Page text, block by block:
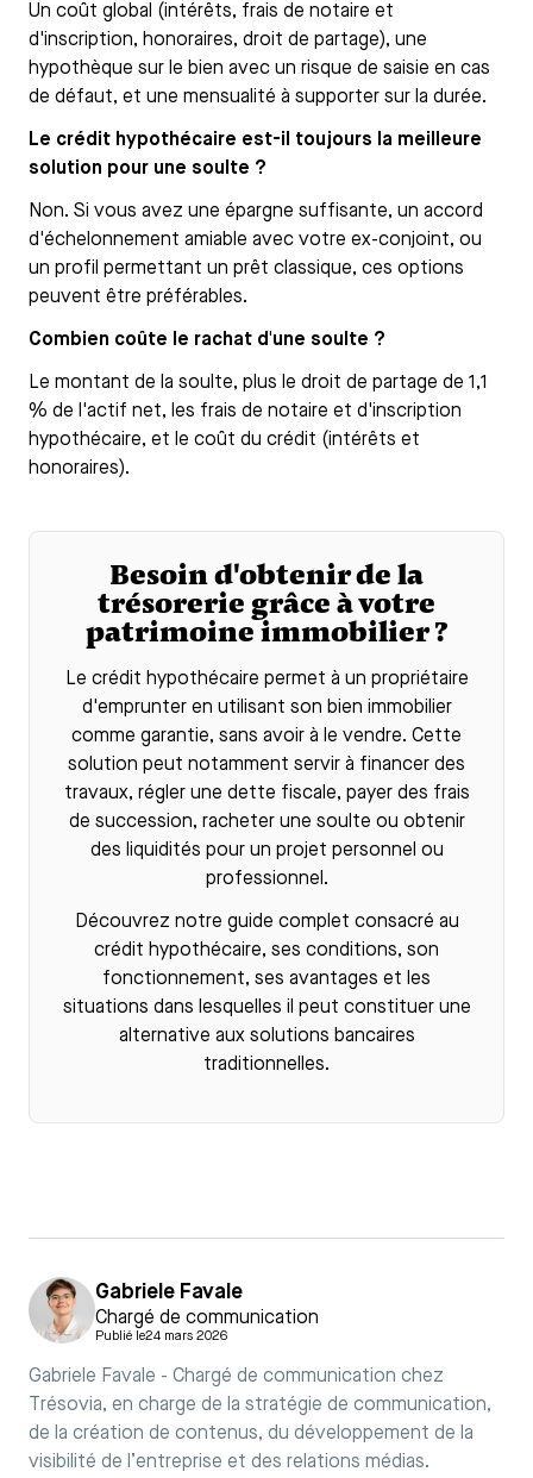
Un coût global (intérêts, frais de notaire et
d'inscription, honoraires, droit de partage), une
hypothèque sur le bien avec un risque de saisie en cas
de défaut, et une mensualité à supporter sur la durée.
Le crédit hypothécaire est-il toujours la meilleure
solution pour une soulte ?
Non. Si vous avez une épargne suffisante, un accord
d'échelonnement amiable avec votre ex-conjoint, ou
un profil permettant un prêt classique, ces options
peuvent être préférables.
Combien coûte le rachat d'une soulte ?
Le montant de la soulte, plus le droit de partage de 1,1
% de l'actif net, les frais de notaire et d'inscription
hypothécaire, et le coût du crédit (intérêts et
honoraires).
Besoin d'obtenir de la
trésorerie grâce à votre
patrimoine immobilier ?
Le crédit hypothécaire permet à un propriétaire
d'emprunter en utilisant son bien immobilier
comme garantie, sans avoir à le vendre. Cette
solution peut notamment servir à financer des
travaux, régler une dette fiscale, payer des frais
de succession, racheter une soulte ou obtenir
des liquidités pour un projet personnel ou
professionnel.
Découvrez notre guide complet consacré au
crédit hypothécaire, ses conditions, son
fonctionnement, ses avantages et les
situations dans lesquelles il peut constituer une
alternative aux solutions bancaires
traditionnelles.
Gabriele Favale
Chargé de communication
Publié le24 mars 2026
Gabriele Favale - Chargé de communication chez
Trésovia, en charge de la stratégie de communication,
de la création de contenus, du développement de la
visibilité de l’entreprise et des relations médias.